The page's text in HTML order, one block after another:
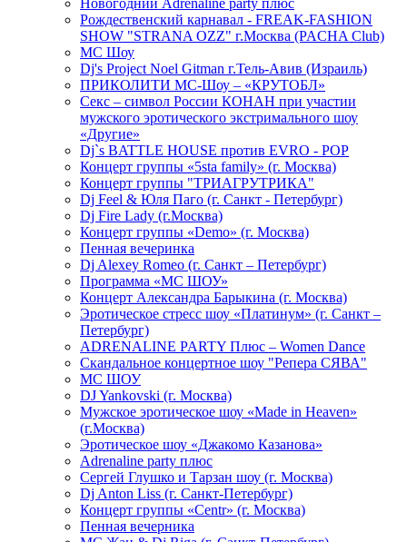
Новогодний Adrenaline party плюс
Рождественский карнавал - FREAK-FASHION
SHOW "STRANA OZZ" г.Москва (PACHA Club)
MC Шоу
Dj's Project Noel Gitman г.Тель-Авив (Израиль)
ПРИКОЛИТИ МС-Шоу – «КРУТОБЛ»
Секс – символ России КОНАН при участии
мужского эротического экстримального шоу
«Другие»
Dj`s BATTLE HOUSE против EVRO - POP
Концерт группы «5sta family» (г. Москва)
Концерт группы "ТРИАГРУТРИКА"
Dj Feel & Юля Паго (г. Санкт - Петербург)
Dj Fire Lady (г.Москва)
Концерт группы «Demo» (г. Москва)
Пенная вечеринка
Dj Alexey Romeo (г. Санкт – Петербург)
Программа «МС ШОУ»
Концерт Александра Барыкина (г. Москва)
Эротическое стресс шоу «Платинум» (г. Санкт –
Петербург)
ADRENALINE PARTY Плюс – Women Dance
Скандальное концертное шоу "Репера СЯВА"
МС ШОУ
DJ Yankovski (г. Москва)
Мужское эротическое шоу «Made in Heaven»
(г.Москва)
Эротическое шоу «Джакомо Казанова»
Adrenaline party плюс
Сергей Глушко и Тарзан шоу (г. Москва)
Dj Anton Liss (г. Санкт-Петербург)
Концерт группы «Centr» (г. Москва)
Пенная вечерника